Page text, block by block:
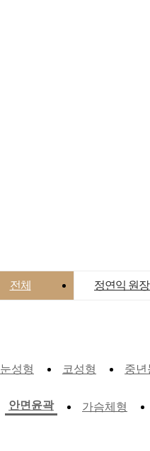
전체 정연익 원
눈성형 코성형 중년
안면윤곽 가슴체형